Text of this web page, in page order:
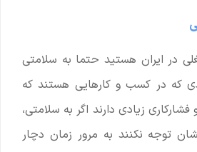
در ایران هستید حتما به سلامتی
که در کسب و کارهایی هستند که
فشارکاری زیادی دارند اگر به سلامتی،
توجه نکنند به مرور زمان دچار